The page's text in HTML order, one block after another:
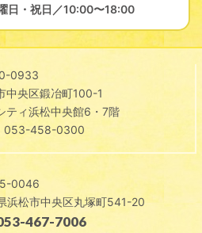
日・祝日／10:00〜18:00
0933
中央区鍛冶町100-1
ティ浜松中央館6・7階
053-458-0300
0046
浜松市中央区丸塚町541-20
467-7006